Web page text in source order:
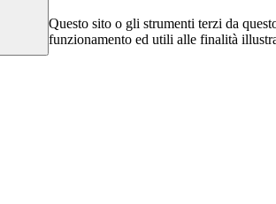
Questo sito o gli strumenti terzi da
funzionamento ed utili alle finalità